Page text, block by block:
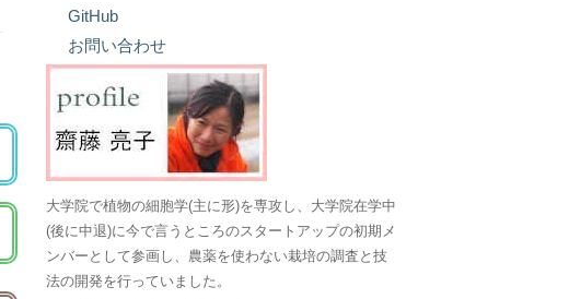
GitHub
お問い合わせ
大学院で植物の細胞学(主に形)を専攻し、大学院在学中
(後に中退)に今で言うところのスタートアップの初期メ
ンバーとして参画し、農薬を使わない栽培の調査と技
法の開発を行っていました。